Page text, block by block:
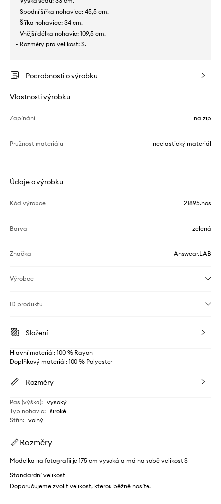
- Spodní šířka nohavice: 45,5 cm.
- Šířka nohavice: 34 cm.
- Vnější délka nohavic: 109,5 cm.
- Rozměry pro velikost: S.
Podrobnosti o výrobku
Vlastnosti výrobku
Zapínání na zip
Pružnost materiálu neelastický materiál
Údaje o výrobku
Kód výrobce 21895.hos
Barva zelená
Značka Answear.LAB
Výrobce
ID produktu
Složení
Hlavní materiál: 100 % Rayon
Doplňkový materiál: 100 % Polyester
Rozměry
Pas (výška): vysoký
Typ nohavic: široké
Střih: volný
Rozměry
Modelka na fotografii je 175 cm vysoká a má na sobě velikost S
Standardní velikost
Doporučujeme zvolit velikost, kterou běžně nosíte.